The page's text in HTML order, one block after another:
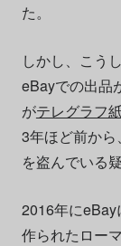
た。
しかし、こう
eBayでの出品
がテレグラフ
3年ほど前か
を盗んでいる
2016年にeBay
作られたロー